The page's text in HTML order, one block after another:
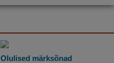
Olulised märksõnad